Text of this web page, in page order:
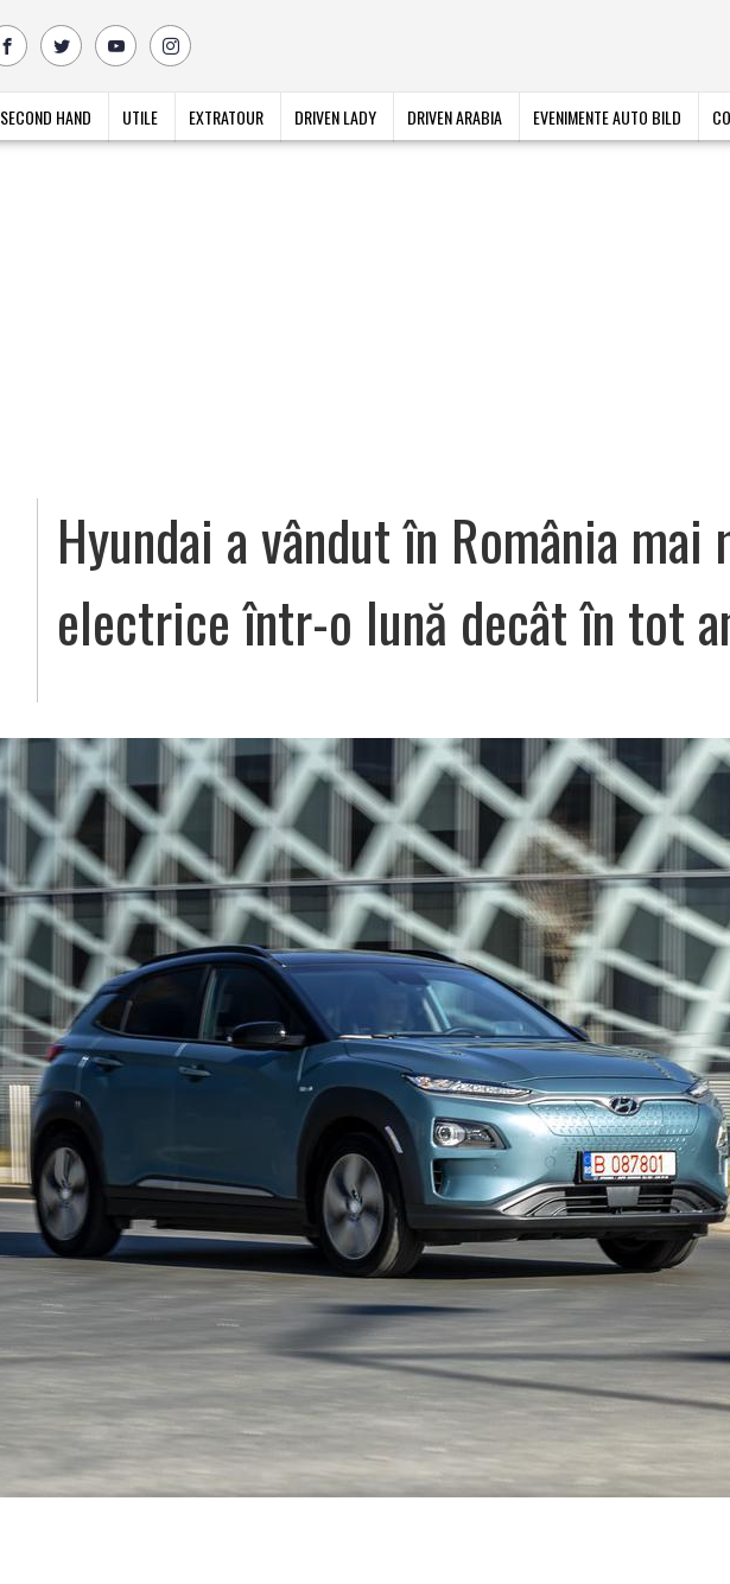
SECOND HAND UTILE EXTRATOUR DRIVEN LADY DRIVEN ARABIA EVENIMENTE AUTO BILD
Hyundai a vândut în România mai
electrice într-o lună decât în tot